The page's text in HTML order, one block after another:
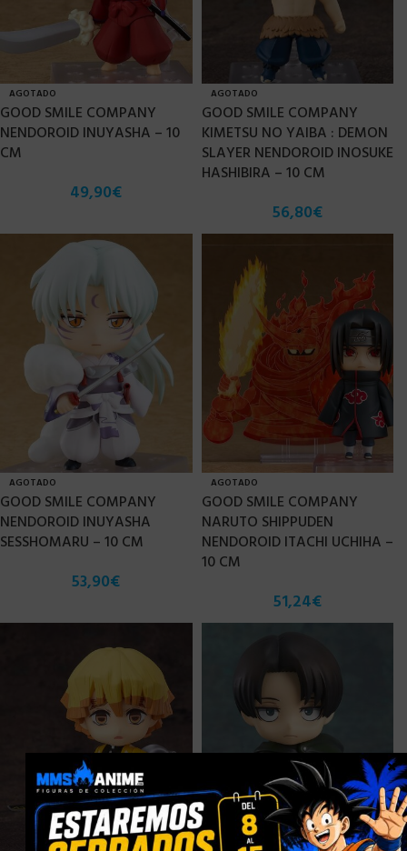
AGOTADO
GOOD SMILE COMPANY
NENDOROID INUYASHA – 10
CM
49,90€
AGOTADO
GOOD SMILE COMPANY
KIMETSU NO YAIBA : DEMON
SLAYER NENDOROID INOSUKE
HASHIBIRA – 10 CM
56,80€
AGOTADO
GOOD SMILE COMPANY
NENDOROID INUYASHA
SESSHOMARU – 10 CM
53,90€
AGOTADO
GOOD SMILE COMPANY
NARUTO SHIPPUDEN
NENDOROID ITACHI UCHIHA –
10 CM
51,24€
×